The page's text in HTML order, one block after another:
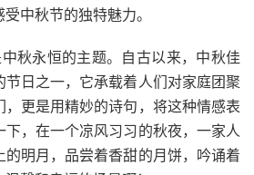
中秋节的独特魅力。
秋永恒的主题。自古以来，中秋佳
日之一，它承载着人们对家庭团聚
，更是用精妙的诗句，将这种情感表
，在一个凉风习习的秋夜，一家人
的明月，品尝着香甜的月饼，吟诵着